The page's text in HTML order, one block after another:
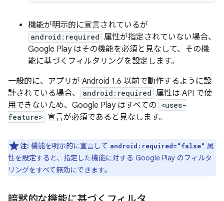
機能が明示的に宣言されているが
android:required 属性が指定されていない場合、
Google Play はその機能を必須と見なして、その機
能に基づくフィルタリングを設定します。
一般的に、アプリが Android 1.6 以前で動作するように設
計されている場合、
android:required 属性は API で使
用できないため、Google Play はすべての <uses-
feature> 宣言が必須であると見なします。
注: 機能を明示的に宣言して android:required="false" 属
性を設定すると、指定した機能に対する Google Play のフィルタ
リングをすべて無効にできます。